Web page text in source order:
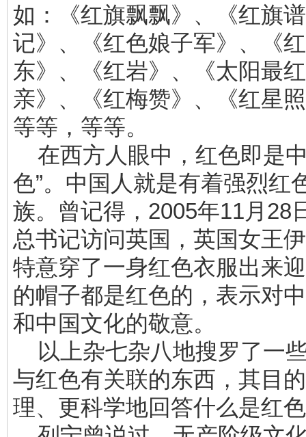
如：《红旗飘飘》、《红旗
记》、《红色娘子军》、《
东》、《红岩》、《太阳最
亲》、《红梅赞》、《红星
等等，等等。
在西方人眼中，红色即是
色”。中国人就是有着强烈红
族。曾记得，2005年11月28
总书记访问英国，英国女王
特意穿了一身红色衣服出来
的帽子都是红色的，表示对
和中国文化的敬意。
以上杂七杂八地搜罗了一
与红色有关联的东西，其目
理、更科学地回答什么是红